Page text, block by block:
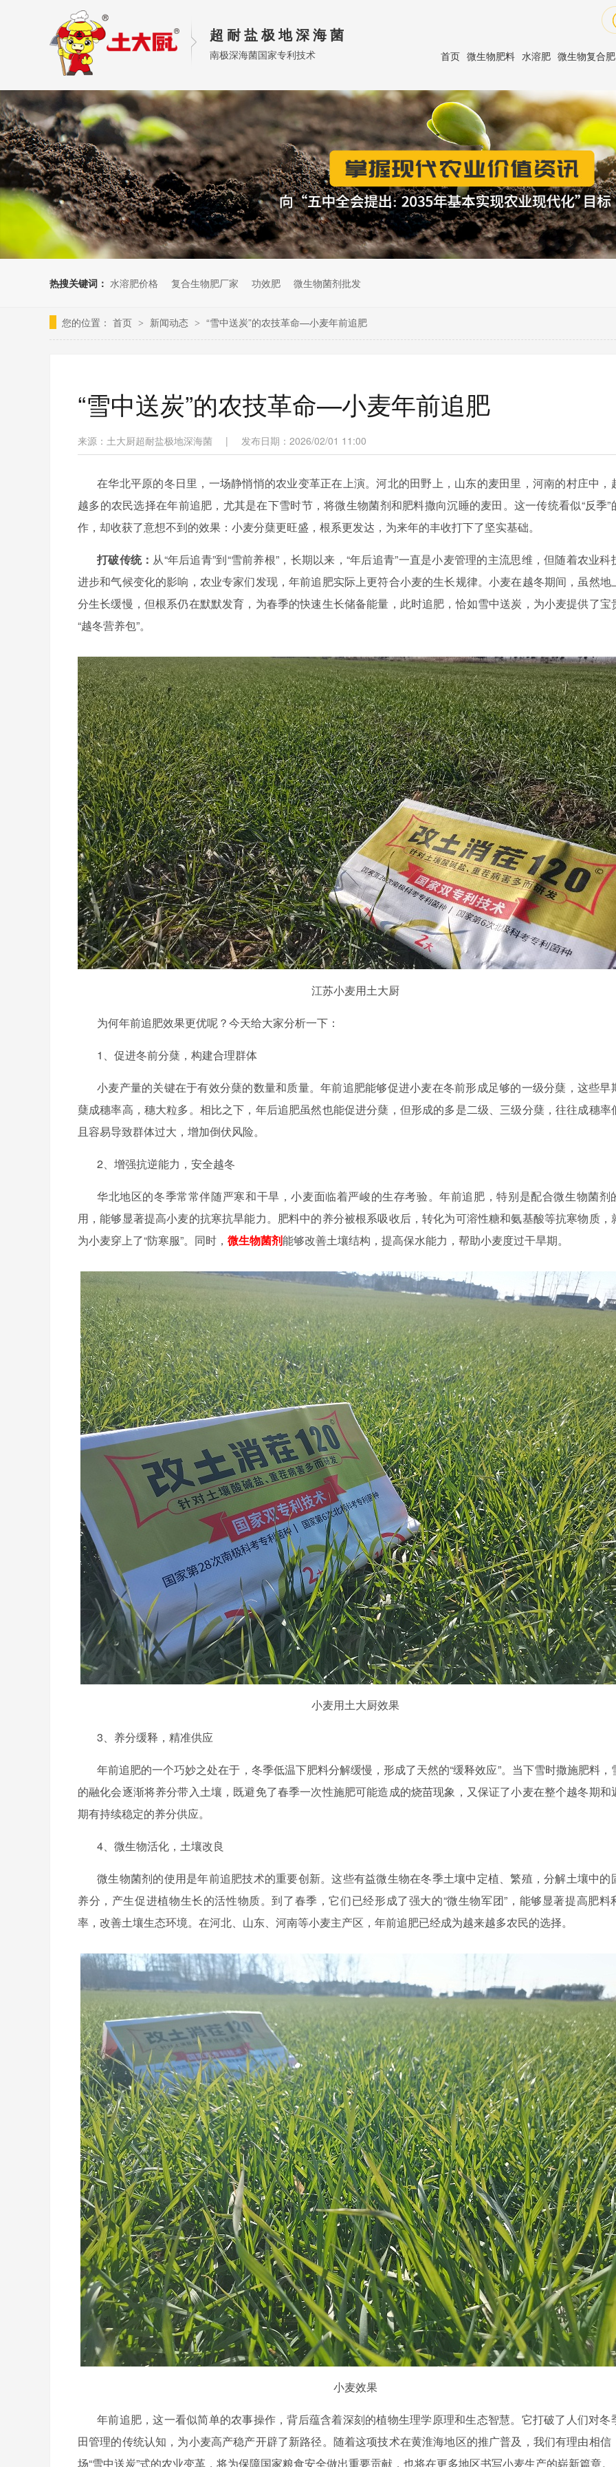
超 耐 盐 极 地 深 海 菌
南极深海菌国家专利技术 首页 微生物肥料 水溶肥 微生物复合肥
热搜关键词： 水溶肥价格 复合生物肥厂家 功效肥 微生物菌剂批发
您的位置： 首页 > 新闻动态 > “雪中送炭”的农技革命—小麦年前追肥
“雪中送炭”的农技革命—小麦年前追肥
来源：土大厨超耐盐极地深海菌 | 发布日期：2026/02/01 11:00
在华北平原的冬日里，一场静悄悄的农业变革正在上演。河北的田野上，山东的麦田里，河南的村庄中，
越多的农民选择在年前追肥，尤其是在下雪时节，将微生物菌剂和肥料撒向沉睡的麦田。这一传统看似“反季
作，却收获了意想不到的效果：小麦分蘖更旺盛，根系更发达，为来年的丰收打下了坚实基础。
打破传统： 从“年后追青”到“雪前养根”， 长期以来， “年后追青”一直是小麦管理的主流思维 ，但随着农业科
进步和气候变化的影响，农业专家们发现，年前追肥实际上更符合小麦的生长规律。小麦在越冬期间，虽然地
分生长缓慢，但根系仍在默默发育，为春季的快速生长储备能量， 此时追肥，恰如雪中送炭，为小麦提供了宝
“越冬营养包”。
江苏小麦用土大厨
为何年前追肥效果更优呢？今天给大家分析一下：
1、促进冬前分蘖，构建合理群体
小麦产量的关键在于有效分蘖的数量和质量。年前追肥能够促进小麦在冬前形成足够的一级分蘖，这些早
蘖成穗率高，穗大粒多。相比之下，年后追肥虽然也能促进分蘖，但形成的多是二级、三级分蘖，往往成穗率
且容易导致群体过大，增加倒伏风险。
2、增强抗逆能力，安全越冬
华北地区的冬季常常伴随严寒和干旱，小麦面临着严峻的生存考验。年前追肥，特别是配合微生物菌剂
用，能够显著提高小麦的抗寒抗旱能力。肥料中的养分被根系吸收后，转化为可溶性糖和氨基酸等抗寒物质，
为小麦穿上了“防寒服”。同时， 微生物菌剂能够改善土壤结构，提高保水能力，帮助小麦度过干旱期。
小麦用土大厨效果
3、养分缓释，精准供应
年前追肥的一个巧妙之处在于，冬季低温下肥料分解缓慢，形成了天然的“缓释效应”。当下雪时撒施肥料，
的融化会逐渐将养分带入土壤，既避免了春季一次性施肥可能造成的烧苗现象，又保证了小麦在整个越冬期和
期有持续稳定的养分供应。
4、微生物活化，土壤改良
微生物菌剂的使用是年前追肥技术的重要创新。这些有益微生物在冬季土壤中定植、繁殖，分解土壤中的
养分，产生促进植物生长的活性物质。到了春季，它们已经形成了强大的“微生物军团”， 能够显著提高肥料
率，改善土壤生态环境。在河北、山东、河南等小麦主产区，年前追肥已经成为越来越多农民的选择。
小麦效果
年前追肥，这一看似简单的农事操作，背后蕴含着深刻的植物生理学原理和生态智慧。它打破了人们对冬
田管理的传统认知，为小麦高产稳产开辟了新路径。随着这项技术在黄淮海地区的推广普及，我们有理由相信
场“雪中送炭”式的农业变革，将为保障国家粮食安全做出重要贡献，也将在更多地区书写小麦生产的崭新篇章。